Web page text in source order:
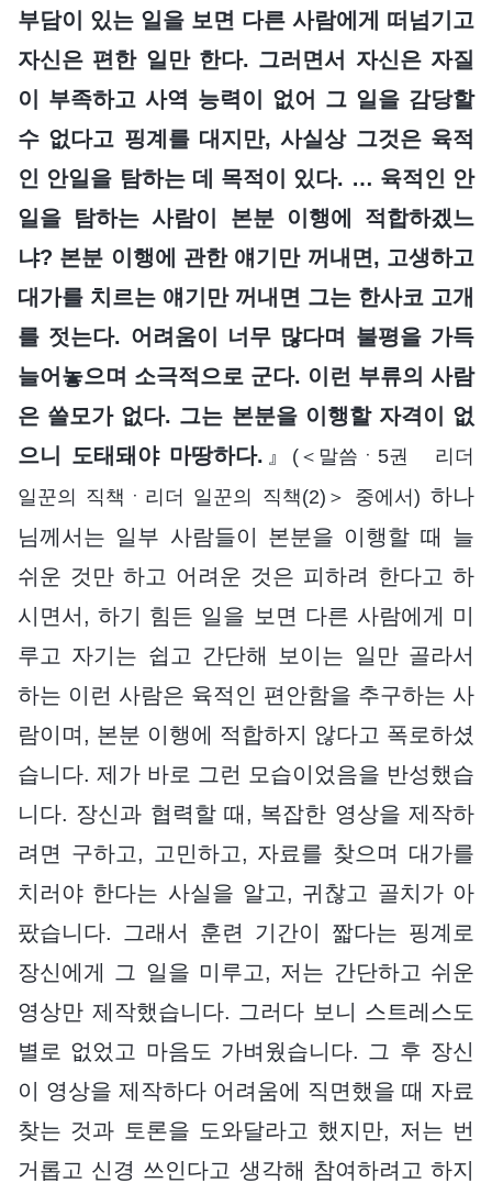
부담이 있는 일을 보면 다른 사람에게 떠넘기고
자신은 편한 일만 한다. 그러면서 자신은 자질
이 부족하고 사역 능력이 없어 그 일을 감당할
수 없다고 핑계를 대지만, 사실상 그것은 육적
인 안일을 탐하는 데 목적이 있다. … 육적인 안
일을 탐하는 사람이 본분 이행에 적합하겠느
냐? 본분 이행에 관한 얘기만 꺼내면, 고생하고
대가를 치르는 얘기만 꺼내면 그는 한사코 고개
를 젓는다. 어려움이 너무 많다며 불평을 가득
늘어놓으며 소극적으로 군다. 이런 부류의 사람
은 쓸모가 없다. 그는 본분을 이행할 자격이 없
으니 도태돼야 마땅하다. 』 (＜말씀ㆍ5권 리더
일꾼의 직책ㆍ리더 일꾼의 직책(2)＞ 중에서) 하나
님께서는 일부 사람들이 본분을 이행할 때 늘
쉬운 것만 하고 어려운 것은 피하려 한다고 하
시면서, 하기 힘든 일을 보면 다른 사람에게 미
루고 자기는 쉽고 간단해 보이는 일만 골라서
하는 이런 사람은 육적인 편안함을 추구하는 사
람이며, 본분 이행에 적합하지 않다고 폭로하셨
습니다. 제가 바로 그런 모습이었음을 반성했습
니다. 장신과 협력할 때, 복잡한 영상을 제작하
려면 구하고, 고민하고, 자료를 찾으며 대가를
치러야 한다는 사실을 알고, 귀찮고 골치가 아
팠습니다. 그래서 훈련 기간이 짧다는 핑계로
장신에게 그 일을 미루고, 저는 간단하고 쉬운
영상만 제작했습니다. 그러다 보니 스트레스도
별로 없었고 마음도 가벼웠습니다. 그 후 장신
이 영상을 제작하다 어려움에 직면했을 때 자료
찾는 것과 토론을 도와달라고 했지만, 저는 번
거롭고 신경 쓰인다고 생각해 참여하려고 하지